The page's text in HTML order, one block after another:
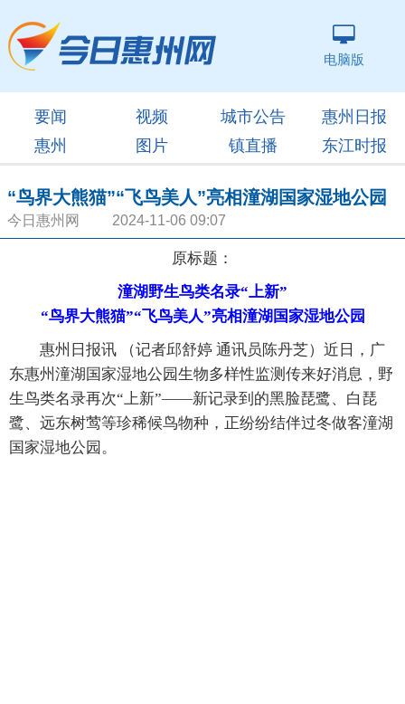
电脑版
要闻 视频 城市公告
惠州日报
惠州
图片 镇直播 东江时报
“鸟界大熊猫”“飞鸟美人”亮相潼湖国家湿地公园
今日惠州网 2024-11-06 09:07
原标题：
潼湖野生鸟类名录“上新”
“鸟界大熊猫”“飞鸟美人”亮相潼湖国家湿地公园
惠州日报讯 （记者邱舒婷 通讯员陈丹芝）近日，广
东惠州潼湖国家湿地公园生物多样性监测传来好消息，野
生鸟类名录再次“上新”——新记录到的黑脸琵鹭、白琵
鹭、远东树莺等珍稀候鸟物种，正纷纷结伴过冬做客潼湖
国家湿地公园。